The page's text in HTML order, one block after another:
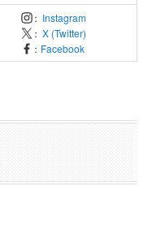
： Instagram
： X (Twitter)
： Facebook